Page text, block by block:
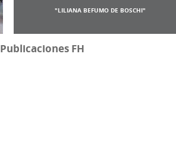
"LILIANA BEFUMO DE BOSCHI"
Publicaciones FH